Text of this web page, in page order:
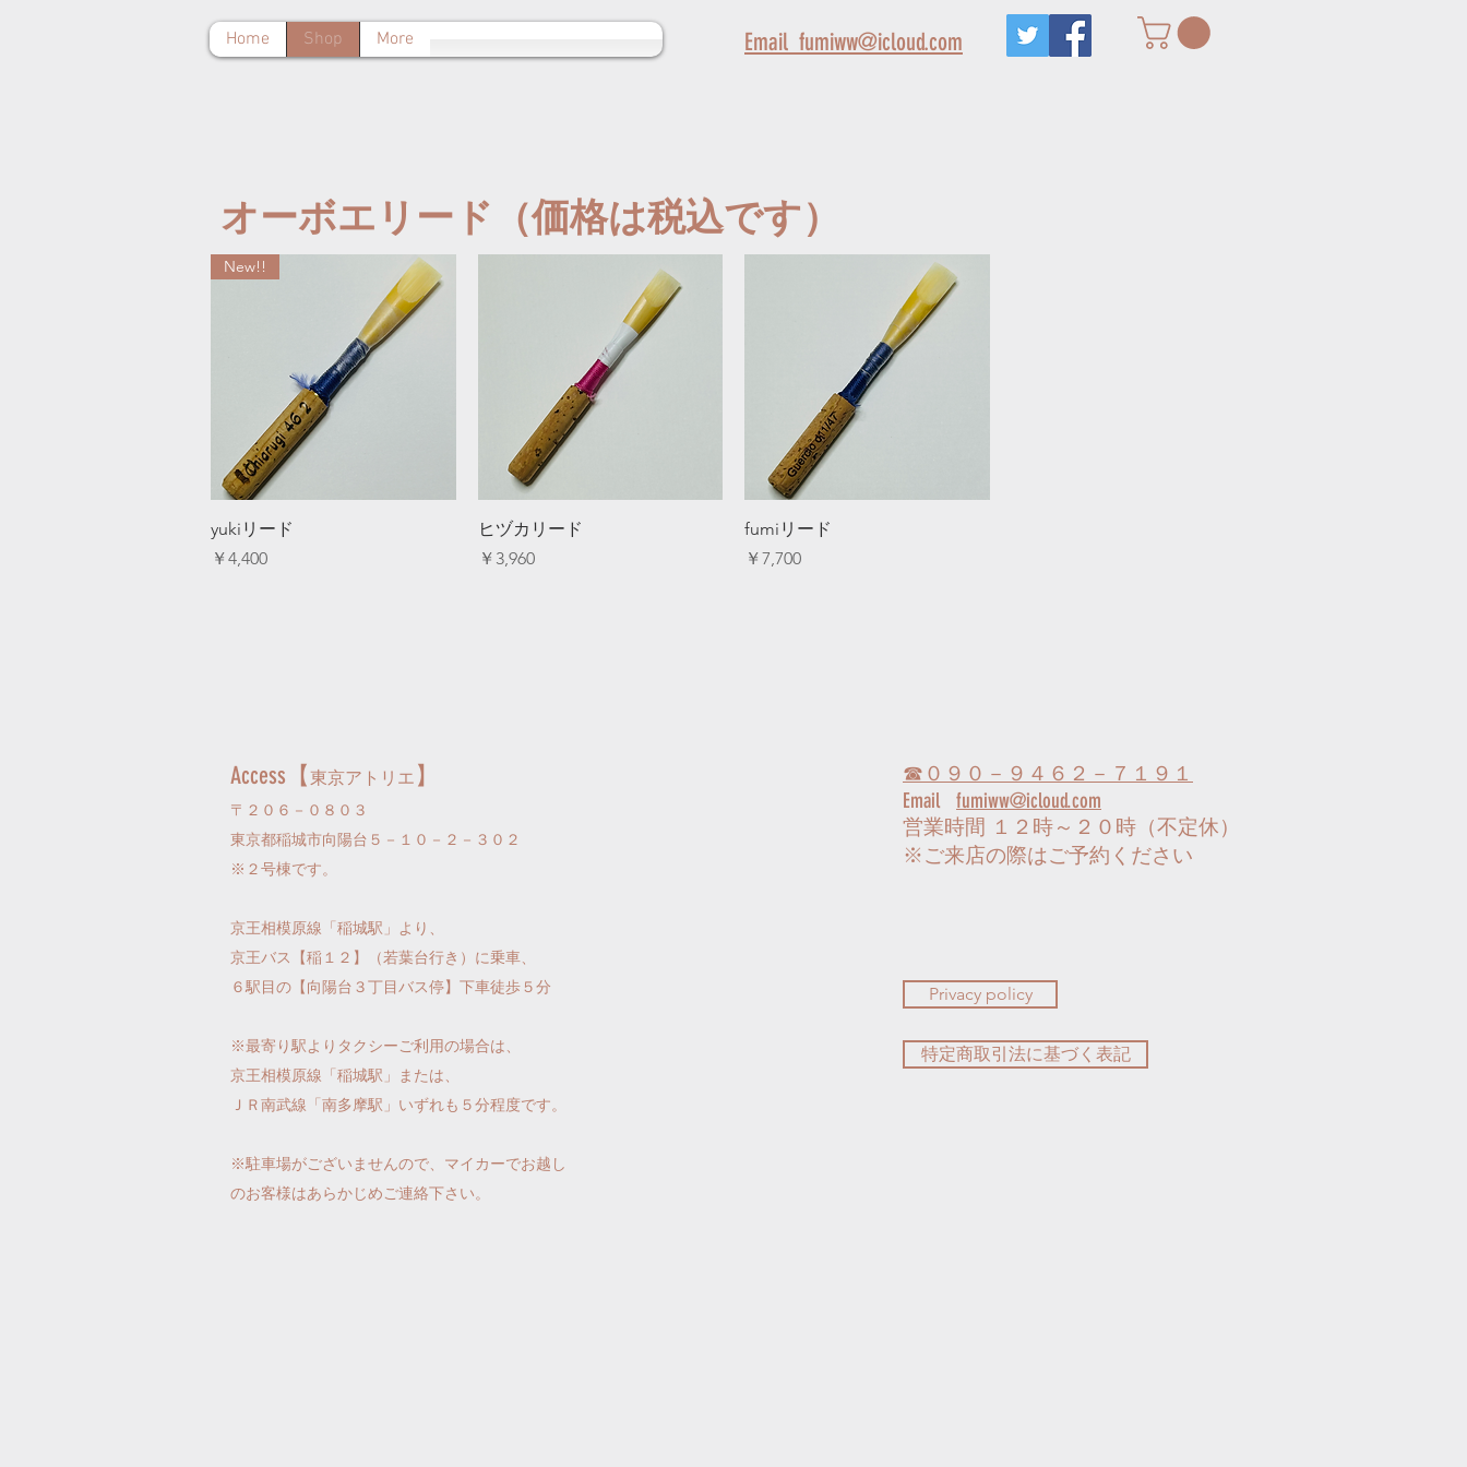
Home Shop More Email fumiww@icloud.com
オーボエリード（価格は税込です）
クイックビュー
New!!
yukiリード
価格
￥4,400
クイックビュー
ヒヅカリード
価格
￥3,960
クイックビュー
fumiリード
価格
￥7,700
Access【東京アトリエ 】
〒２０６－０８０３
東京都稲城市向陽台５－１０－２－３０２
​※２号棟です。
京王相模原線「稲城駅」より、
京王バス【稲１２】（若葉台行き）に乗車、
６駅目の【向陽台３丁目バス停】下車徒歩５分
※最寄り駅よりタクシーご利用の場合は、
京王相模原線「稲城駅」または、
ＪＲ南武線「南多摩駅」いずれも５分程度です。
※駐車場がございませんので、マイカーでお越し
のお客様はあらかじめご連絡下さ い。
☎０９０－９４６２－７１９１
Email fumiww@icloud.com
営業時間 １２時～２０時（不定休）
​※ご来店の際はご予約ください
Privacy policy
特定商取引法に基づく表記